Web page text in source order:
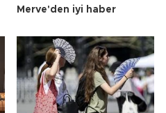
Merve'den iyi haber